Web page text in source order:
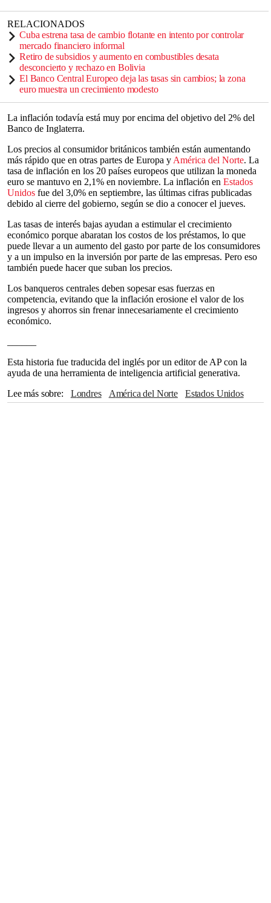
RELACIONADOS
Cuba estrena tasa de cambio flotante en intento por controlar
mercado financiero informal
Retiro de subsidios y aumento en combustibles desata
desconcierto y rechazo en Bolivia
El Banco Central Europeo deja las tasas sin cambios; la zona
euro muestra un crecimiento modesto
La inflación todavía está muy por encima del objetivo del 2% del
Banco de Inglaterra.
Los precios al consumidor británicos también están aumentando
más rápido que en otras partes de Europa y América del Norte. La
tasa de inflación en los 20 países europeos que utilizan la moneda
euro se mantuvo en 2,1% en noviembre. La inflación en Estados
Unidos fue del 3,0% en septiembre, las últimas cifras publicadas
debido al cierre del gobierno, según se dio a conocer el jueves.
Las tasas de interés bajas ayudan a estimular el crecimiento
económico porque abaratan los costos de los préstamos, lo que
puede llevar a un aumento del gasto por parte de los consumidores
y a un impulso en la inversión por parte de las empresas. Pero eso
también puede hacer que suban los precios.
Los banqueros centrales deben sopesar esas fuerzas en
competencia, evitando que la inflación erosione el valor de los
ingresos y ahorros sin frenar innecesariamente el crecimiento
económico.
Esta historia fue traducida del inglés por un editor de AP con la
ayuda de una herramienta de inteligencia artificial generativa.
Lee más sobre
Londres América del Norte Estados Unidos